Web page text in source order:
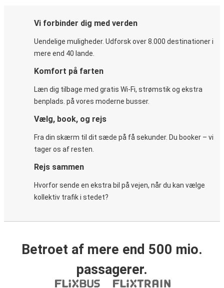
Vi forbinder dig med verden
Uendelige muligheder. Udforsk over 8.000 destinationer i
mere end 40 lande.
Komfort på farten
Læn dig tilbage med gratis Wi-Fi, strømstik og ekstra
benplads. på vores moderne busser.
Vælg, book, og rejs
Fra din skærm til dit sæde på få sekunder. Du booker – vi
tager os af resten.
Rejs sammen
Hvorfor sende en ekstra bil på vejen, når du kan vælge
kollektiv trafik i stedet?
Betroet af mere end 500 mio.
passagerer.